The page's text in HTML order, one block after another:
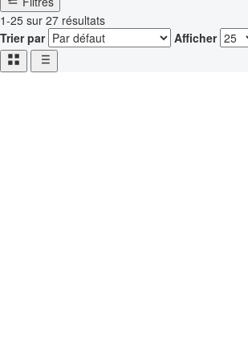
1-25 sur 27 résultats
Trier par
Afficher